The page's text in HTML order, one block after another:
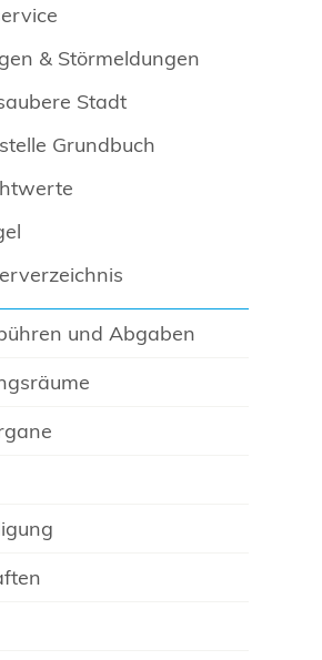
& Störmeldungen
Stadt
Grundbuch
und Abgaben